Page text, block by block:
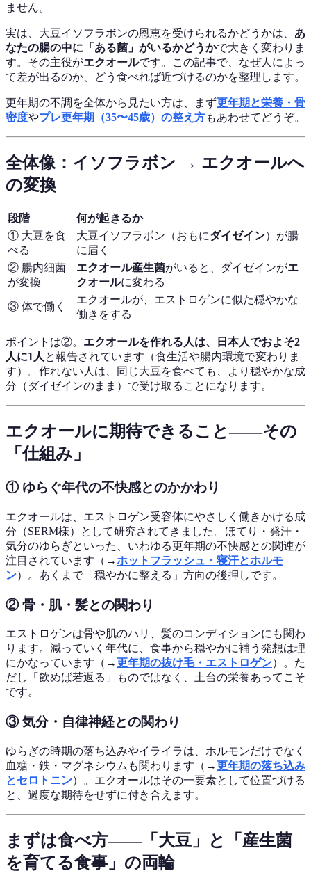
ません。
実は、大豆イソフラボンの恩恵を受けられるかどうかは、 あ
なたの腸の中に「ある菌」がいるかどうかで大きく変わりま
す。その主役がエクオールです。この記事で、なぜ人によっ
て差が出るのか、どう食べれば近づけるのかを整理します。
更年期の不調を全体から見たい方は、まず更年期と栄養・骨
密度やプレ更年期（35〜45歳）の整え方もあわせてどうぞ。
全体像：イソフラボン → エクオールへ
の変換
段階
何が起きるか
① 大豆を食
べる
大豆イソフラボン（おもにダイゼイン）が腸
に届く
② 腸内細菌
が変換
エクオール産生菌がいると、ダイゼインがエ
クオールに変わる
③ 体で働く
エクオールが、エストロゲンに似た穏やかな
働きをする
ポイントは②。 エクオールを作れる人は、日本人でおよそ2
人に1人と報告されています（食生活や腸内環境で変わりま
す）。作れない人は、同じ大豆を食べても、より穏やかな成
分（ダイゼインのまま）で受け取ることになります。
エクオールに期待できること——その
「仕組み」
① ゆらぐ年代の不快感とのかかわり
エクオールは、エストロゲン受容体にやさしく働きかける成
分（SERM様）として研究されてきました。ほてり・発汗・
気分のゆらぎといった、いわゆる更年期の不快感との関連が
注目されています（→ホットフラッシュ・寝汗とホルモ
ン）。あくまで「穏やかに整える」方向の後押しです。
② 骨・肌・髪との関わり
エストロゲンは骨や肌のハリ、髪のコンディションにも関わ
ります。減っていく年代に、食事から穏やかに補う発想は理
にかなっています（→更年期の抜け毛・エストロゲン）。た
だし「飲めば若返る」ものではなく、土台の栄養あってこそ
です。
③ 気分・自律神経との関わり
ゆらぎの時期の落ち込みやイライラは、ホルモンだけでなく
血糖・鉄・マグネシウムも関わります（→更年期の落ち込み
とセロトニン）。エクオールはその一要素として位置づける
と、過度な期待をせずに付き合えます。
まずは食べ方——「大豆」と「産生菌
を育てる食事」の両輪